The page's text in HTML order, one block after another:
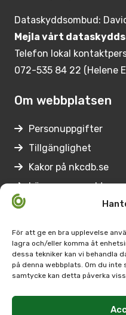
För att ge en bra upplevelse
lagra och/eller komma åt
dessa tekniker kan vi behandla
på denna webbplats. Om du
samtycke kan detta påverka
Dataskyddsombud:
Mejla vårt
Telefon lokal
072-535 84 22 (Helene
Om webbplatsen
Personuppgifter
Tillgänglighet
Kakor på nkcdb.se
Lämna synpunkter
Medarbetare på
Regionernas